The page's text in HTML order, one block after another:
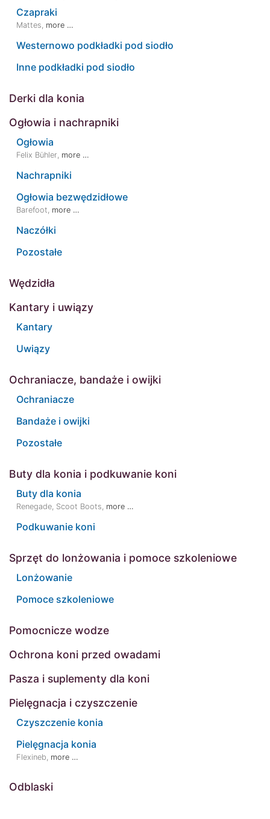
Czapraki
Mattes, more …
Westernowo podkładki pod siodło
Inne podkładki pod siodło
Derki dla konia
Ogłowia i nachrapniki
Ogłowia
Felix Bühler, more …
Nachrapniki
Ogłowia bezwędzidłowe
Barefoot, more …
Naczółki
Pozostałe
Wędzidła
Kantary i uwiązy
Kantary
Uwiązy
Ochraniacze, bandaże i owijki
Ochraniacze
Bandaże i owijki
Pozostałe
Buty dla konia i podkuwanie koni
Buty dla konia
Renegade, Scoot Boots, more …
Podkuwanie koni
Sprzęt do lonżowania i pomoce szkoleniowe
Lonżowanie
Pomoce szkoleniowe
Pomocnicze wodze
Ochrona koni przed owadami
Pasza i suplementy dla koni
Pielęgnacja i czyszczenie
Czyszczenie konia
Pielęgnacja konia
Flexineb, more …
Odblaski